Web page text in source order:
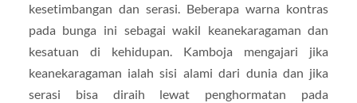
kesetimbangan dan serasi. Beberapa warna kontras
pada bunga ini sebagai wakil keanekaragaman dan
kesatuan di kehidupan. Kamboja mengajari jika
keanekaragaman ialah sisi alami dari dunia dan jika
serasi bisa diraih lewat penghormatan pada